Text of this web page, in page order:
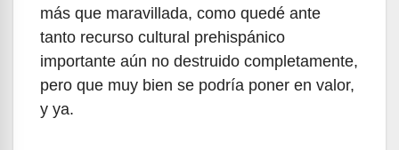
más que maravillada, como quedé ante
tanto recurso cultural prehispánico
importante aún no destruido completamente,
pero que muy bien se podría poner en valor,
y ya.